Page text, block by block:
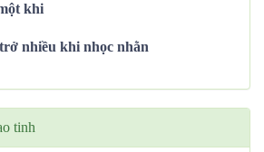
khi
nhiều khi nhọc nhằn
tinh